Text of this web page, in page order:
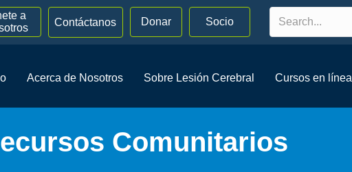
a
Contáctanos Donar Socio
Acerca de Nosotros Sobre Lesión Cerebral Cursos en línea
Comunitarios